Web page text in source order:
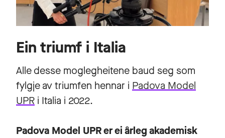
Ein triumf i Italia
Alle desse moglegheitene baud seg som
fylgje av triumfen hennar i Padova Model
UPR i Italia i 2022.
Padova Model UPR er ei årleg akademisk